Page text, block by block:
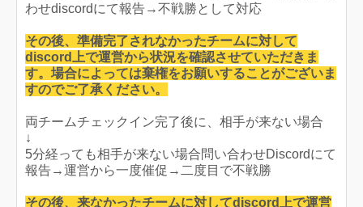
わせdiscordにて報告→不戦勝として対応
その後、準備完了されなかったチームに対して
discord上で運営から状況を確認させていただきま
す。場合によっては棄権をお願いすることがございま
すのでご了承ください。
両チームチェックイン完了後に、相手が来ない場合
↓
5分経っても相手が来ない場合問い合わせDiscordにて
報告→運営から一度催促→二度目で不戦勝
その後、来なかったチームに対してdiscord上で運営